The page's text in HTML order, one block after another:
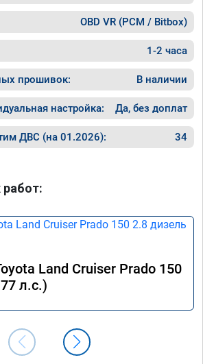
OBD VR (PCM / Bitbox)
1-2 часа
прошивок: В наличии
настройка: Да, без доплат
ДВС (на 01.2026): 34
Land Cruiser Prado 150
л.с.)